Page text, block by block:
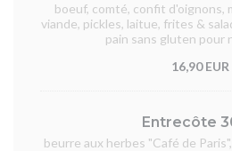
boeuf, comté, confit d'oignons,
viande, pickles, laitue, frites &
pain sans gluten pour
16,90 EUR
Entrecôte
beurre aux herbes "Café de